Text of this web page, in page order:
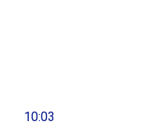
10:03